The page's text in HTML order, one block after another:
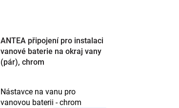
ANTEA připojení pro instalaci
vanové baterie na okraj vany
(pár), chrom
Nástavce na vanu pro
vanovou baterii - chrom